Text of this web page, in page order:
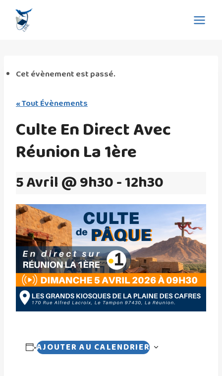
Aller
contenu
Cet évènement est passé.
« Tout Évènements
Culte En Direct Avec
Réunion La 1ère
5 Avril @ 9h30-12h30
AJOUTER AU CALENDRIER